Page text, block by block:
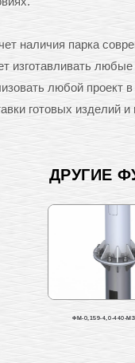
наличия парка
изготавливать
любой проект
готовых изделий
ДРУГИЕ
ФМ-0,159-4,0-440-